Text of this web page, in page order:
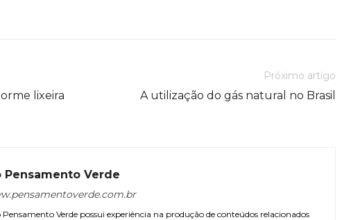
lixeira
Próximo artigo
A utilização do gás natural no Brasil
Pensamento Verde
Pensamento Verde possui experiência na produção de conteúdos relacionados